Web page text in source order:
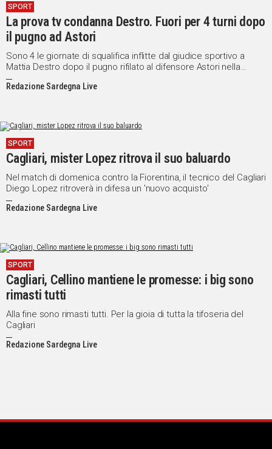
SPORT
La prova tv condanna Destro. Fuori per 4 turni dopo
il pugno ad Astori
Sono 4 le giornate di squalifica inflitte dal giudice sportivo a
Mattia Destro dopo il pugno rifilato al difensore Astori nella
partita Cagliari-Roma di domenica pomeriggio. Il giudice Tosel
ha aggiunto tre giornate di squalifica per il bruttissimo gesto al
Redazione Sardegna Live
SPORT
Cagliari, mister Lopez ritrova il suo baluardo
Nel match di domenica contro la Fiorentina, il tecnico del Cagliari
Diego Lopez ritroverà in difesa un 'nuovo acquisto'
Redazione Sardegna Live
SPORT
Cagliari, Cellino mantiene le promesse: i big sono
rimasti tutti
Alla fine sono rimasti tutti. Per la gioia di tutta la tifoseria del
Cagliari
Redazione Sardegna Live